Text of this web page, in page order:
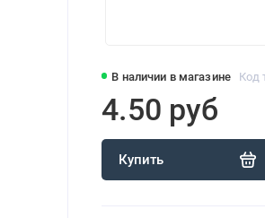
В наличии в магазине Код
4.50 руб
Купить